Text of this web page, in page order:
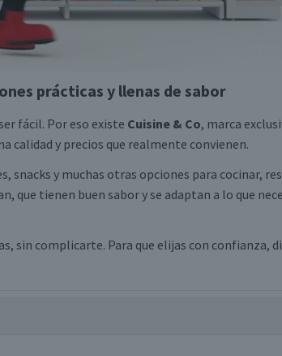
prácticas y llenas de sabor
fácil. Por eso existe Cuisine & Co, marca
calidad y precios que realmente convienen.
snacks y muchas otras opciones para cocinar,
que tienen buen sabor y se adaptan a lo que
sin complicarte. Para que elijas con confianza,